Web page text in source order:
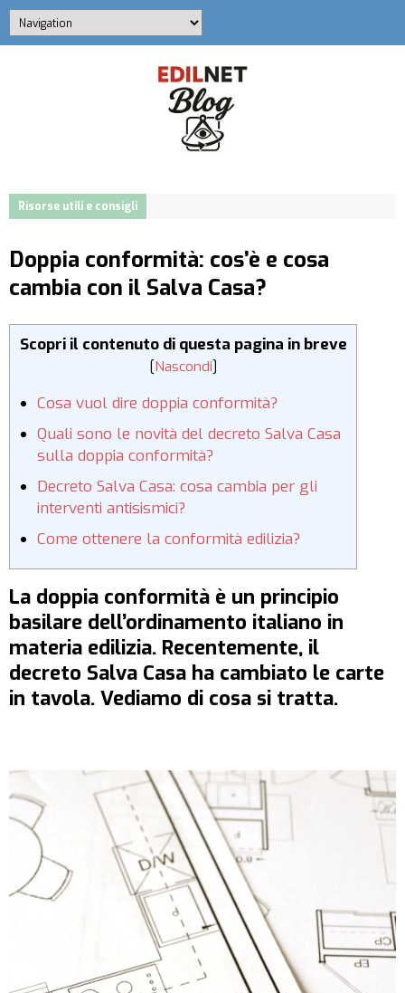
Risorse utili e consigli
Doppia conformità: cos’è e cosa
cambia con il Salva Casa?
Scopri il contenuto di questa pagina in breve
[Nascondi]
Cosa vuol dire doppia conformità?
Quali sono le novità del decreto Salva Casa
sulla doppia conformità?
Decreto Salva Casa: cosa cambia per gli
interventi antisismici?
Come ottenere la conformità edilizia?
La doppia conformità è un principio
basilare dell’ordinamento italiano in
materia edilizia. Recentemente, il
decreto Salva Casa ha cambiato le carte
in tavola. Vediamo di cosa si tratta.